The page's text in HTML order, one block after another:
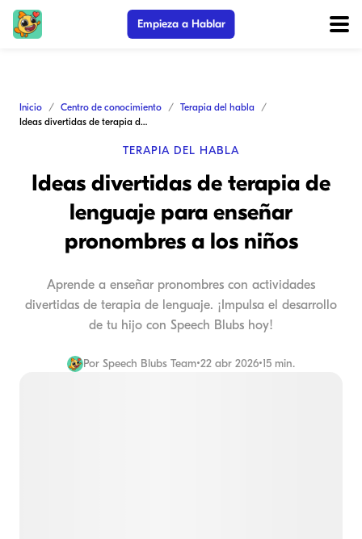
Empieza a Hablar
Inicio Centro de conocimiento
Terapia del habla
Ideas divertidas de terapia de lenguaje para enseñar pronombres a los niños
TERAPIA DEL HABLA
Ideas divertidas de terapia de
lenguaje para enseñar
pronombres a los niños
Aprende a enseñar pronombres con actividades
divertidas de terapia de lenguaje. ¡Impulsa el desarrollo
de tu hijo con Speech Blubs hoy!
Por Speech Blubs Team•22 abr 2026•15 min.